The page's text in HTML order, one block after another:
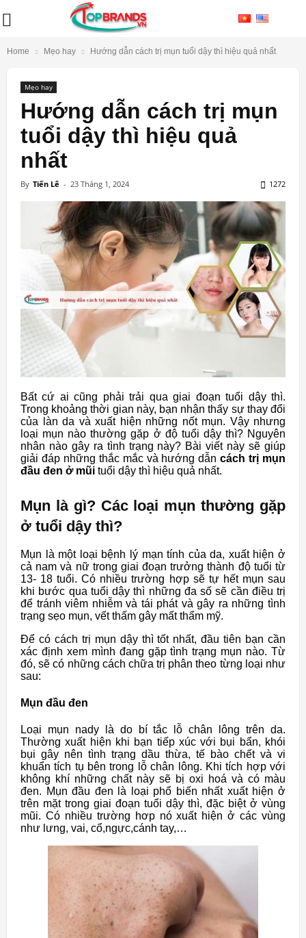
Home Mẹo hay Hướng dẫn cách trị mụn tuổi dậy thì hiệu quả nhất
Mẹo hay
Hướng dẫn cách trị mụn
tuổi dậy thì hiệu quả
nhất
By Tiến Lê - 23 Tháng 1, 2024 1272
Bất cứ ai cũng phải trải qua giai đoạn tuổi dậy thì.
Trong khoảng thời gian này, bạn nhận thấy sự thay đổi
của làn da và xuất hiện những nốt mụn. Vậy nhưng
loại mụn nào thường gặp ở độ tuổi dậy thì? Nguyên
nhân nào gây ra tình trạng này? Bài viết này sẽ giúp
giải đáp những thắc mắc và hướng dẫn cách trị mụn
đầu đen ở mũi tuổi dậy thì hiệu quả nhất.
Mụn là gì? Các loại mụn thường gặp
ở tuổi dậy thì?
Mụn là một loại bệnh lý mạn tính của da, xuất hiện ở
cả nam và nữ trong giai đoạn trưởng thành độ tuổi từ
13- 18 tuổi. Có nhiều trường hợp sẽ tự hết mụn sau
khi bước qua tuổi dậy thì những đa số sẽ cần điều trị
để tránh viêm nhiễm và tái phát và gây ra những tình
trạng sẹo mụn, vết thấm gây mất thẩm mỹ.
Để có cách trị mụn dậy thì tốt nhất, đầu tiên bạn cần
xác định xem mình đang gặp tình trạng mụn nào. Từ
đó, sẽ có những cách chữa trị phân theo từng loại như
sau:
Mụn đầu đen
Loại mụn nady là do bí tắc lỗ chân lông trên da.
Thường xuất hiện khi bạn tiếp xúc với bụi bẩn, khói
bụi gây nên tình trạng dầu thừa, tế bào chết và vi
khuẩn tích tụ bên trong lỗ chân lông. Khi tích hợp với
không khí những chất này sẽ bị oxi hoá và có màu
đen. Mụn đầu đen là loại phổ biến nhất xuất hiện ở
trên mặt trong giai đoạn tuổi dậy thì, đặc biệt ở vùng
mũi. Có nhiều trường hơp nó xuất hiện ở các vùng
như lưng, vai, cổ,ngực,cánh tay,…